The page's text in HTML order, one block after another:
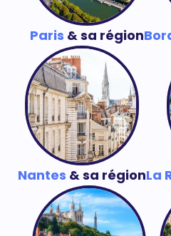
Paris & sa région
Nantes & sa régionLa